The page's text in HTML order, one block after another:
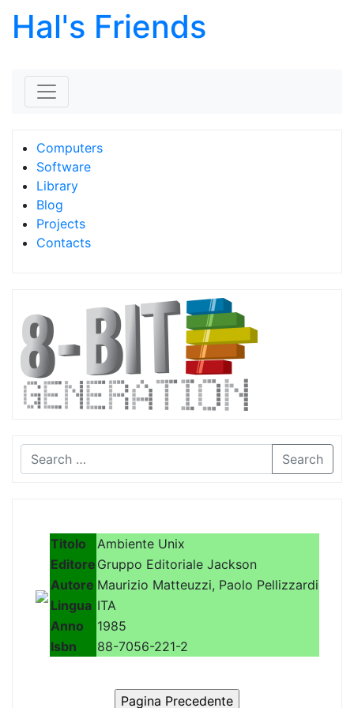
Hal's Friends
Computers
Software
Library
Blog
Projects
Contacts
Search
Titolo
Ambiente Unix
Editore Gruppo Editoriale Jackson
Autore Maurizio Matteuzzi, Paolo Pellizzardi
Lingua ITA
Anno
1985
Isbn
88-7056-221-2